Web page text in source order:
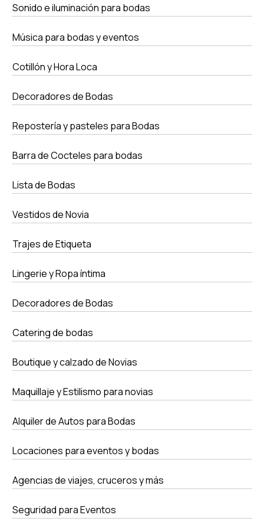
Sonido e iluminación para bodas
Música para bodas y eventos
Cotillón y Hora Loca
Decoradores de Bodas
Repostería y pasteles para Bodas
Barra de Cocteles para bodas
Lista de Bodas
Vestidos de Novia
Trajes de Etiqueta
Lingerie y Ropa íntima
Decoradores de Bodas
Catering de bodas
Boutique y calzado de Novias
Maquillaje y Estilismo para novias
Alquiler de Autos para Bodas
Locaciones para eventos y bodas
Agencias de viajes, cruceros y más
Seguridad para Eventos